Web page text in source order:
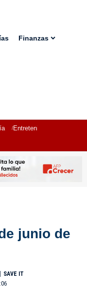
Finanzas
Entretenimiento
junio de